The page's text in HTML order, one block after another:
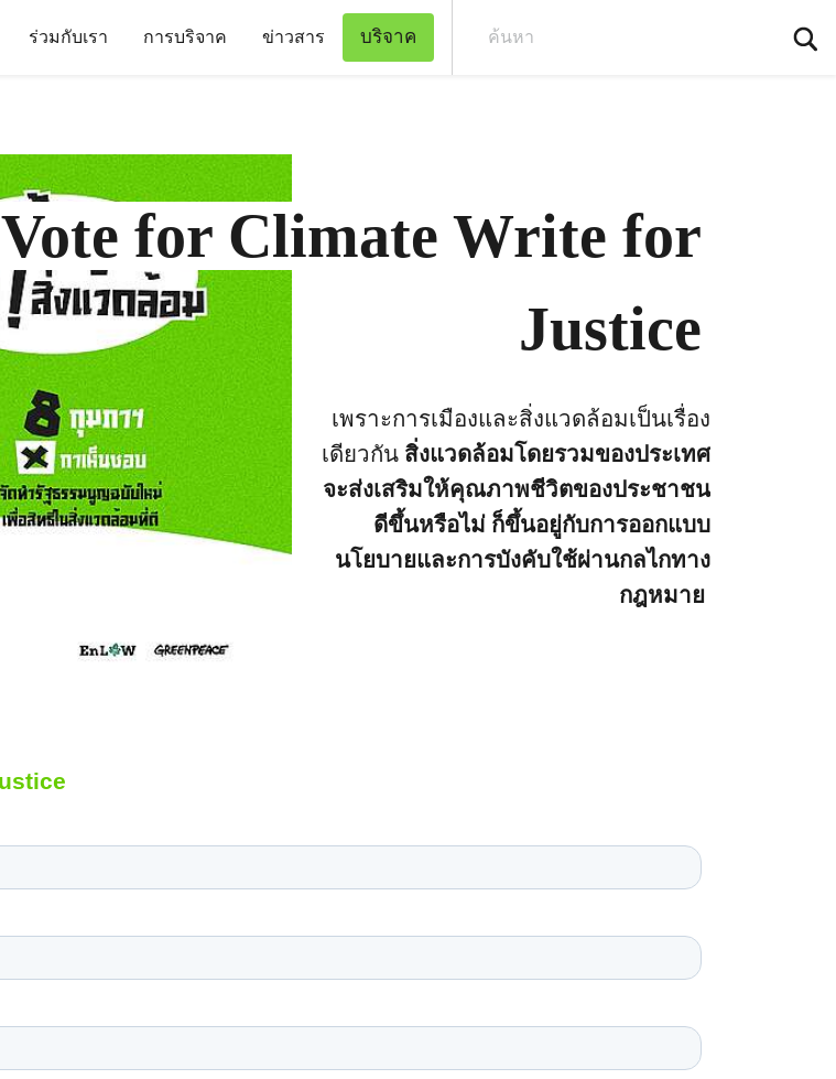
ร่วมกับเรา การบริจาค ข่าวสาร บริจาค
Vote for Climate Write for
Justice
เพราะการเมืองและสิ่งแวดล้อมเป็นเรื่อง
เดียวกัน สิ่งแวดล้อมโดยรวมของประเทศ
จะส่งเสริมให้คุณภาพชีวิตของประชาชน
ดีขึ้นหรือไม่ ก็ขึ้นอยู่กับการออกแบบ
นโยบายและการบังคับใช้ผ่านกลไกทาง
กฎหมาย